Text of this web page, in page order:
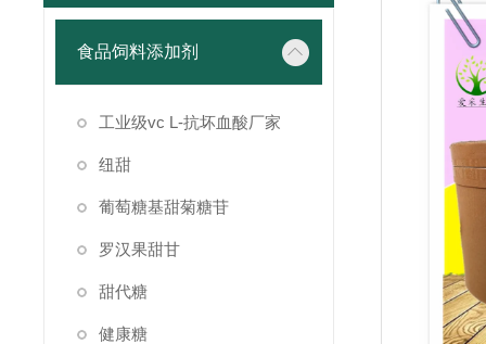
食品饲料添加剂
工业级vc L-抗坏血酸厂家
纽甜
葡萄糖基甜菊糖苷
罗汉果甜甘
甜代糖
健康糖